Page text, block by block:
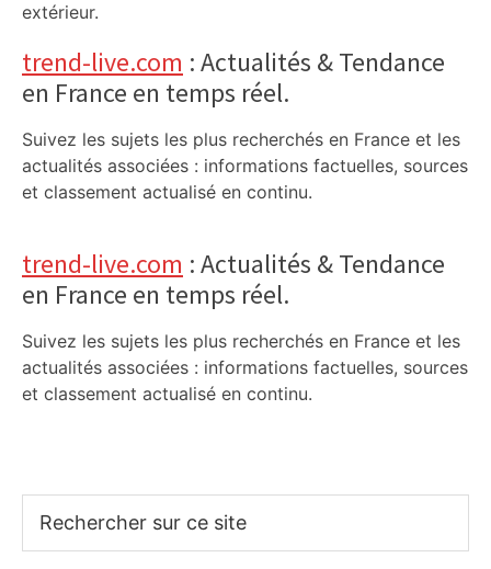
extérieur.
trend-live.com : Actualités & Tendance
en France en temps réel.
Suivez les sujets les plus recherchés en France et les
actualités associées : informations factuelles, sources
et classement actualisé en continu.
trend-live.com : Actualités & Tendance
en France en temps réel.
Suivez les sujets les plus recherchés en France et les
actualités associées : informations factuelles, sources
et classement actualisé en continu.
sur